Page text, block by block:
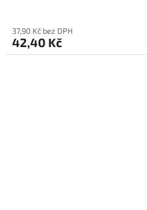
37,90 Kč bez DPH
42,40 Kč